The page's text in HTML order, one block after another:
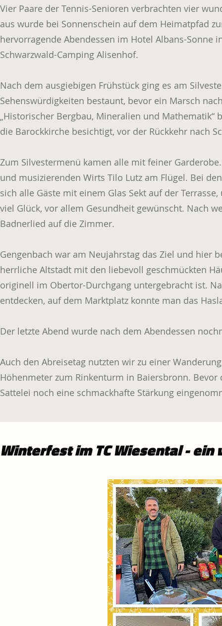
Vier Paare der Tennis-Senioren verbrachten vier
aus wurde bei Sonnenschein auf dem Heimatpfad
hervorragende Abendessen im Hotel Albans-Sonne
Schwarzwald-Camping Alisenhof.
Nach dem ausgiebigen Frühstück ging es am
Sehenswürdigkeiten bestaunt, bevor ein Marsch
„Historischer Bergbau, Mineralien und
die Barockkirche besichtigt, vor der Rückkehr nach
Zum Silvestermenü kamen alle mit feiner
und musizierenden Wirts Tilo Lutz am Flügel. Bei
sich alle Gäste mit einem Glas Sekt auf der
viel Glück, vor allem Gesundheit gewünscht. Nach
Badnerlied auf die Zimmer.
Gengenbach war am Neujahrstag das Ziel und hier
herrliche Altstadt mit den liebevoll geschmückten
originell im Obertor-Durchgang untergebracht ist.
entdecken, auf dem Marktplatz konnte man das
Der letzte Abend wurde nach dem Abendessen
Auch den Abreisetag nutzten wir zu einer
Höhenmeter zum Rinkenturm in Baiersbronn.
Sattelei noch eine schmackhafte Stärkung
Winterfest im TC Wiesental - ein